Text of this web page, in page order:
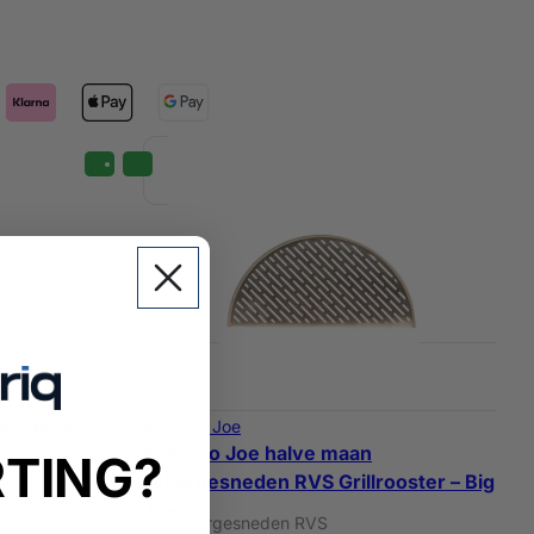
Kamado Joe
Kamado Joe halve maan
Lasergesneden RVS Grillrooster – Big
Lasergesneden RVS